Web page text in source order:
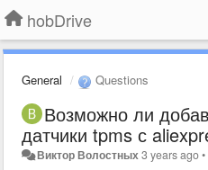
hobDrive
General Questions
Возможно ли
датчики tpms с
Виктор Волостных 3 years ago•